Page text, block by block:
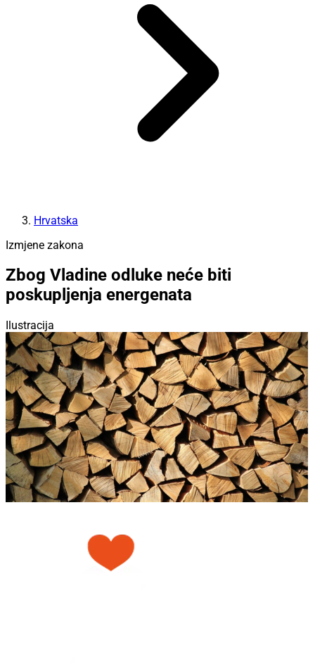
Hrvatska
Izmjene zakona
Zbog Vladine odluke neće biti
poskupljenja energenata
Ilustracija